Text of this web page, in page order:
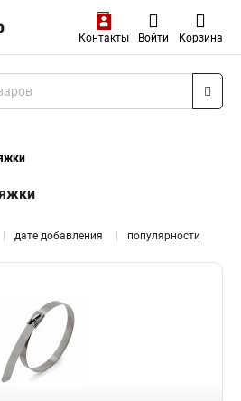
Контакты Войти Корзина
дате добавления популярности